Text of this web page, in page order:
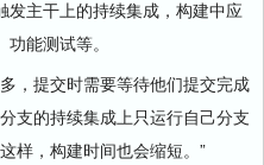
发主干上的持续集成，构建中应
能测试等。
提交时需要等待他们提交完成
支的持续集成上只运行自己分支
样，构建时间也会缩短。”